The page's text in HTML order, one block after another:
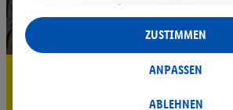
5.95 € Versand
Jetzt zum Newsletter
auch durch Partner (u.a.
Verantwortliche; im Zusammenhang mit dem
insgesamt
Statistik-Erstellung oder für personalisierte
Datenverarbeitungen für personalisierte
ABLEHNEN
ANPASSEN
ZUSTIMMEN